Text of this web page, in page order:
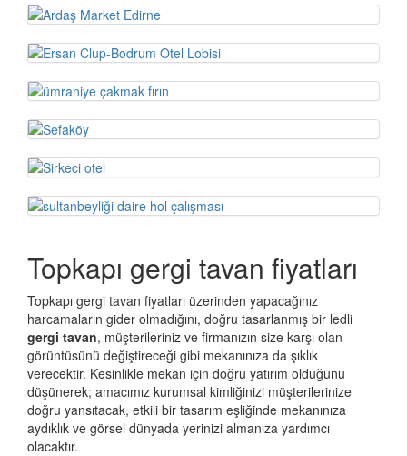
Topkapı gergi tavan fiyatları
Topkapı gergi tavan fiyatları üzerinden yapacağınız
harcamaların gider olmadığını, doğru tasarlanmış bir ledli
gergi tavan, müşterileriniz ve firmanızın size karşı olan
görüntüsünü değiştireceği gibi mekanınıza da şıklık
verecektir. Kesinlikle mekan için doğru yatırım olduğunu
düşünerek; amacımız kurumsal kimliğinizi müşterilerinize
doğru yansıtacak, etkili bir tasarım eşliğinde mekanınıza
aydıklık ve görsel dünyada yerinizi almanıza yardımcı
olacaktır.